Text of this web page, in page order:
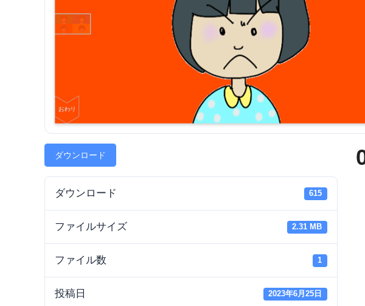
ダウンロード
ダウンロード 615
ファイルサイズ 2.31 MB
ファイル数 1
投稿日 2023年6月25日